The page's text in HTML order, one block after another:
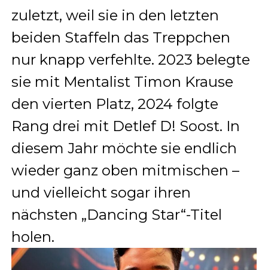
zuletzt, weil sie in den letzten
beiden Staffeln das Treppchen
nur knapp verfehlte. 2023 belegte
sie mit Mentalist Timon Krause
den vierten Platz, 2024 folgte
Rang drei mit Detlef D! Soost. In
diesem Jahr möchte sie endlich
wieder ganz oben mitmischen –
und vielleicht sogar ihren
nächsten „Dancing Star“-Titel
holen.